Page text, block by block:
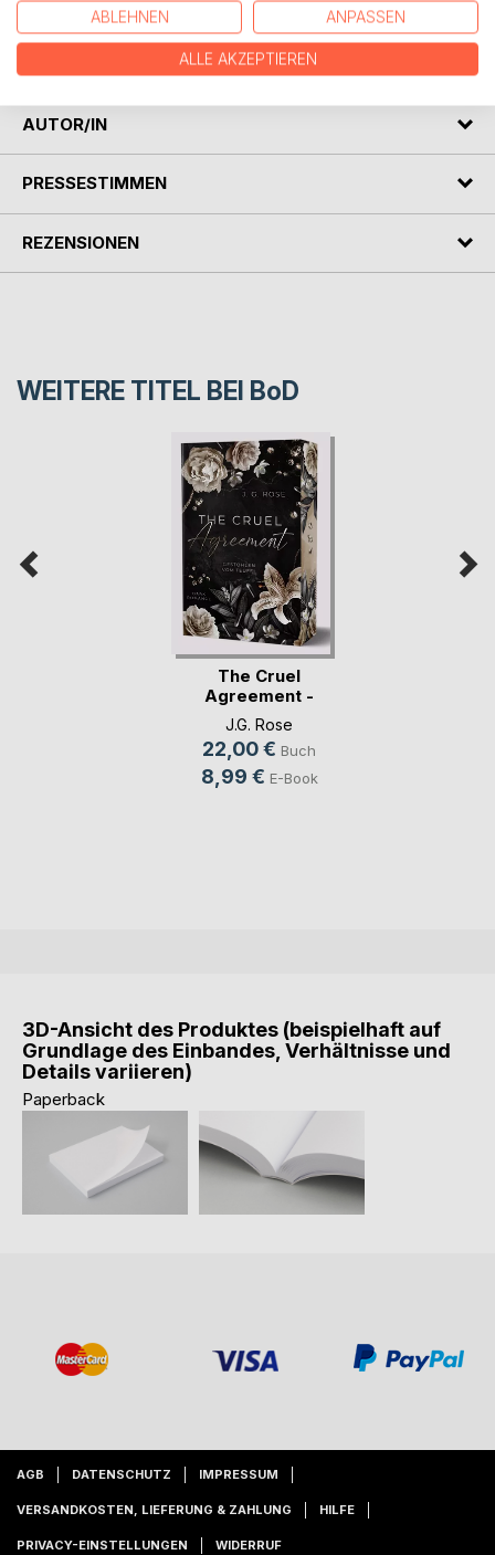
Aber kann man jemanden wirklich lieben, den man nicht
mehr kennt? Und was, wenn die Wahrheit zerstörerischer
ist als das Vergessen?
AUTOR/IN
PRESSESTIMMEN
REZENSIONEN
WEITERE TITEL BEI BoD
The Cruel
Agreement -
Gestohlen vo(...)
J.G. Rose
22,00 € Buch
8,99 € E-Book
3D-Ansicht des Produktes (beispielhaft auf
Grundlage des Einbandes, Verhältnisse und
Details variieren)
Paperback
AGB DATENSCHUTZ IMPRESSUM
VERSANDKOSTEN, LIEFERUNG & ZAHLUNG HILFE
PRIVACY-EINSTELLUNGEN WIDERRUF
ABLEHNEN ANPASSEN
ALLE AKZEPTIEREN